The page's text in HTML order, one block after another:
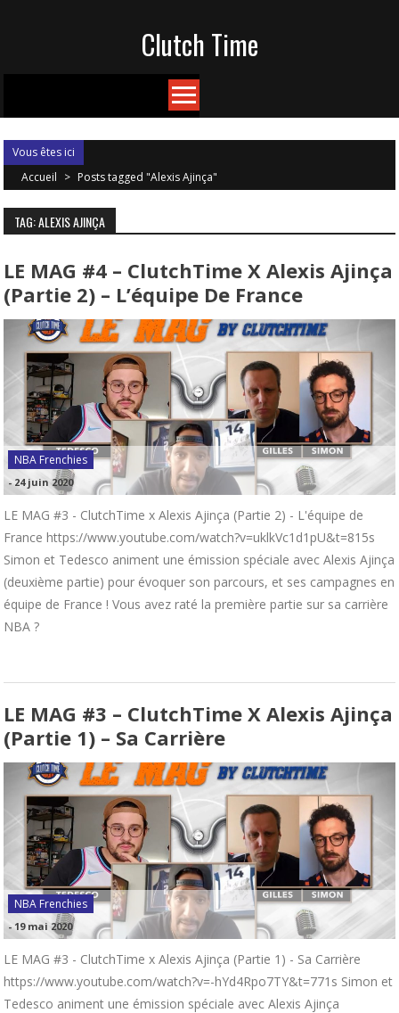
Clutch Time
Vous êtes ici
Accueil > Posts tagged "Alexis Ajinça"
TAG: ALEXIS AJINÇA
LE MAG #4 – ClutchTime X Alexis Ajinça
(Partie 2) – L’équipe De France
NBA Frenchies
- 24 juin 2020
LE MAG #3 - ClutchTime x Alexis Ajinça (Partie 2) - L'équipe de
France https://www.youtube.com/watch?v=uklkVc1d1pU&t=815s
Simon et Tedesco animent une émission spéciale avec Alexis Ajinça
(deuxième partie) pour évoquer son parcours, et ses campagnes en
équipe de France ! Vous avez raté la première partie sur sa carrière
NBA ?
LE MAG #3 – ClutchTime X Alexis Ajinça
(Partie 1) – Sa Carrière
NBA Frenchies
- 19 mai 2020
LE MAG #3 - ClutchTime x Alexis Ajinça (Partie 1) - Sa Carrière
https://www.youtube.com/watch?v=-hYd4Rpo7TY&t=771s Simon et
Tedesco animent une émission spéciale avec Alexis Ajinça